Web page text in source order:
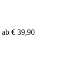
ab € 39,90